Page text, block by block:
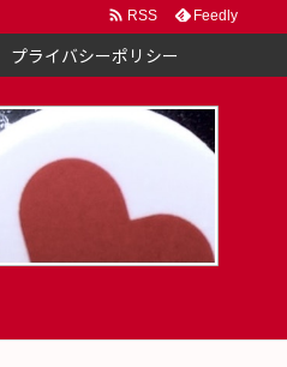
プライバシーポリシー
 RSS Feedly